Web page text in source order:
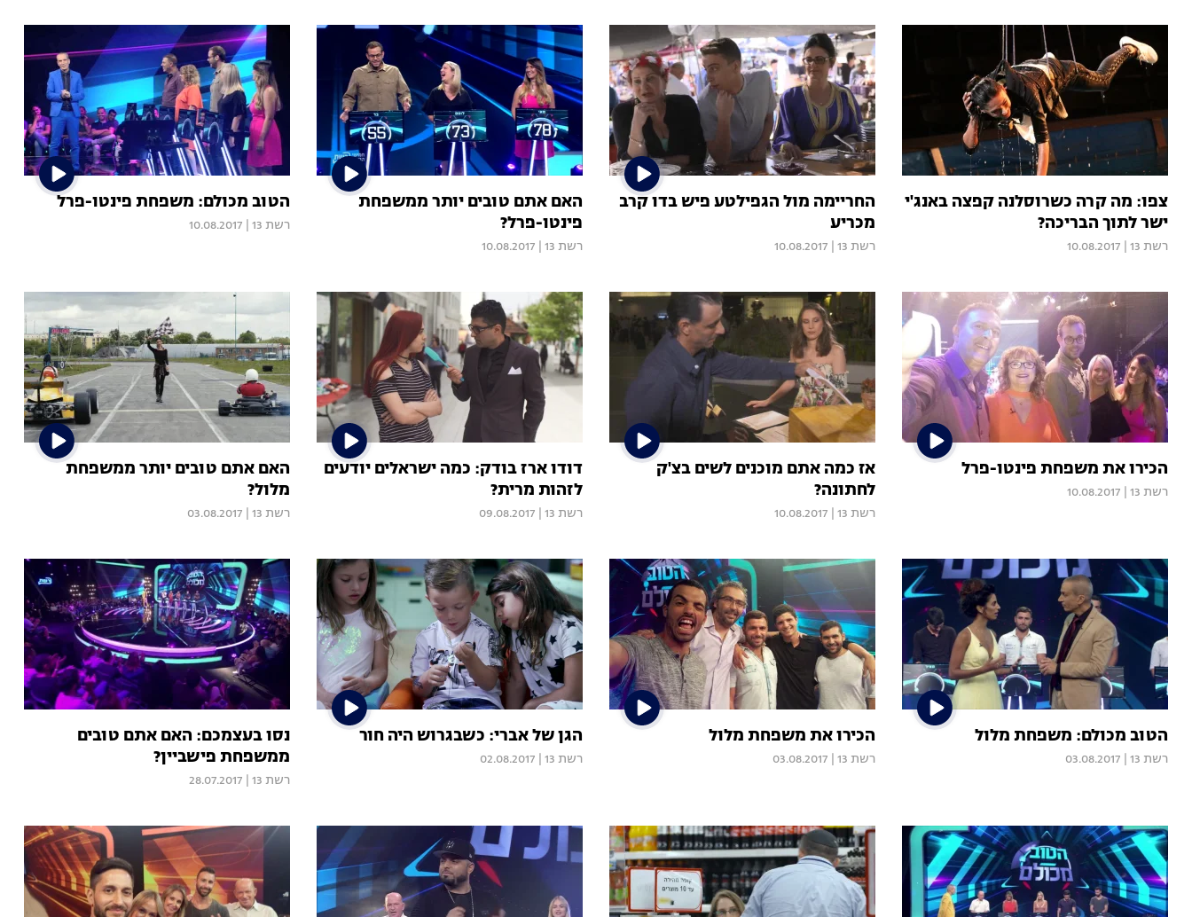
צפו: מה קרה כשרוסלנה קפצה באנג'י
ישר לתוך הבריכה?
רשת 13 10.08.2017
החריימה מול הגפילטע פיש בדו קרב
מכריע
רשת 13 10.08.2017
האם אתם טובים יותר ממשפחת
פינטו-פרל?
רשת 13 10.08.2017
הטוב מכולם: משפחת פינטו-פרל
רשת 13 10.08.2017
הכירו את משפחת פינטו-פרל
רשת 13 10.08.2017
אז כמה אתם מוכנים לשים בצ'ק
לחתונה?
רשת 13 10.08.2017
דודו ארז בודק: כמה ישראלים יודעים
לזהות מרית?
רשת 13 09.08.2017
האם אתם טובים יותר ממשפחת
מלול?
רשת 13 03.08.2017
הטוב מכולם: משפחת מלול
רשת 13 03.08.2017
הכירו את משפחת מלול
רשת 13 03.08.2017
הגן של אברי: כשבגרוש היה חור
רשת 13 02.08.2017
נסו בעצמכם: האם אתם טובים
ממשפחת פישביין?
רשת 13 28.07.2017